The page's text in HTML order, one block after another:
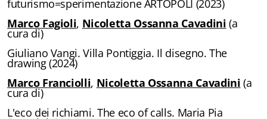
futurismo=sperimentazione ARTOPOLI (2023)
Marco Fagioli, Nicoletta Ossanna Cavadini (a
cura di)
Giuliano Vangi. Villa Pontiggia. Il disegno. The
drawing (2024)
Marco Franciolli, Nicoletta Ossanna Cavadini (a
cura di)
L'eco dei richiami. The eco of calls. Maria Pia
Facsimili
Immagini & Arte
Incontro con
iQuaderni - fondazioneculturalecollinadoro